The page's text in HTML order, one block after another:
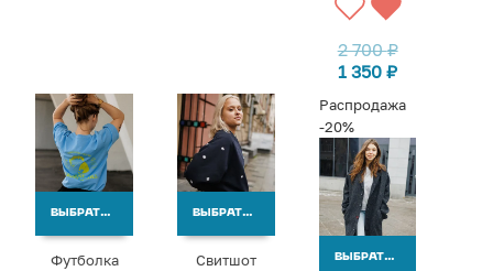
2 700₽
1 350₽
ВЫБРАТЬ ВАРИАНТЫ
Футболка
ВЫБРАТЬ ВАРИАНТЫ
Свитшот
Распродажа
-20%
ВЫБРАТЬ ВАРИАНТЫ